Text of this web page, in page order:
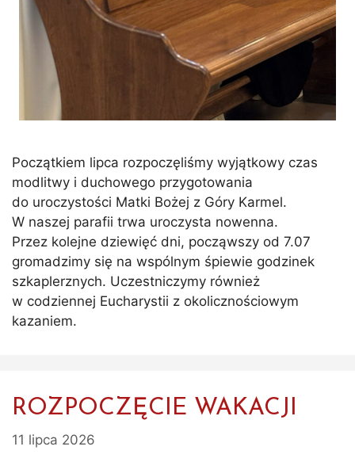
Początkiem lipca rozpoczęliśmy wyjątkowy czas
modlitwy i duchowego przygotowania
do uroczystości Matki Bożej z Góry Karmel.
W naszej parafii trwa uroczysta nowenna.
Przez kolejne dziewięć dni, począwszy od 7.07
gromadzimy się na wspólnym śpiewie godzinek
szkaplerznych. Uczestniczymy również
w codziennej Eucharystii z okolicznościowym
kazaniem.
ROZPOCZĘCIE WAKACJI
11 lipca 2026